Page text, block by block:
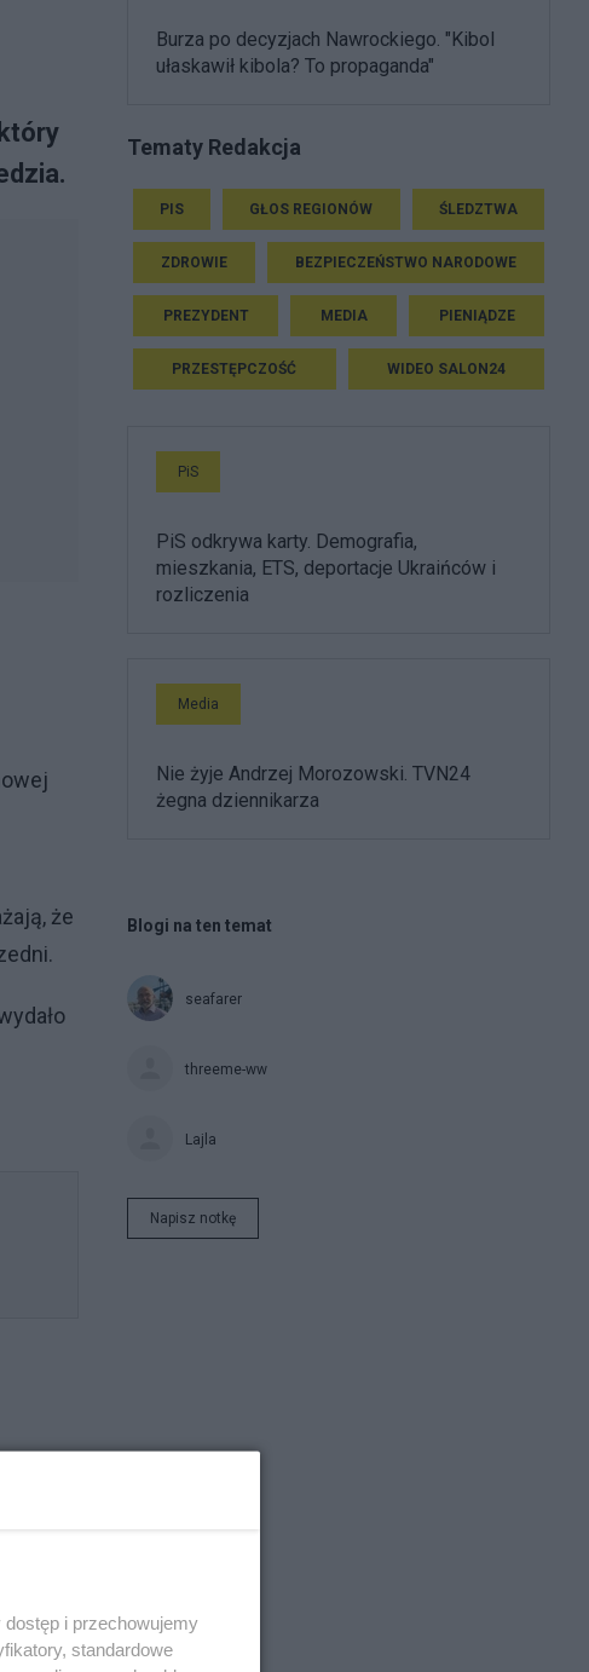
że
Burza po decyzjach Nawrockiego. "Kibol
ułaskawił kibola? To propaganda"
Tematy Redakcja
PIS GŁOS REGIONÓW ŚLEDZTWA
ZDROWIE BEZPIECZEŃSTWO NARODOWE
PREZYDENT MEDIA PIENIĄDZE
PRZESTĘPCZOŚĆ WIDEO SALON24
PiS
PiS odkrywa karty. Demografia,
mieszkania, ETS, deportacje Ukraińców i
rozliczenia
Media
Nie żyje Andrzej Morozowski. TVN24
żegna dziennikarza
Blogi na ten temat
seafarer
threeme-ww
Lajla
Napisz notkę
i przechowujemy
standardowe